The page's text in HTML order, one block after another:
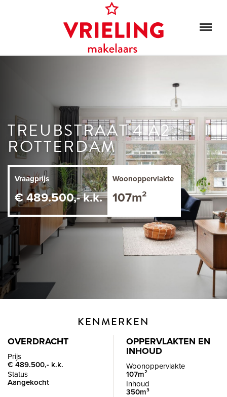
TREUBSTRAAT 4 A2
ROTTERDAM
Vraagprijs
€ 489.500,- k.k.
Woonoppervlakte
107m²
KENMERKEN
OVERDRACHT
Prijs
€ 489.500,- k.k.
Status
Aangekocht
OPPERVLAKTEN EN
INHOUD
Woonoppervlakte
107m²
Inhoud
350m³